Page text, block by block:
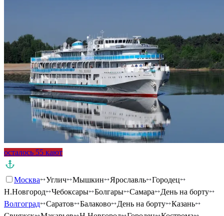
осталось 55 кают
Москва Углич Мышкин Ярославль
Городец
Н.Новгород
Чебоксары Болгары Самара
День на борту
Волгоград
Саратов Балаково День на борту
Казань